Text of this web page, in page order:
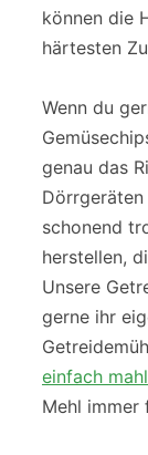
können die
härtesten
Wenn du
genau das
schonend
herstellen,
Unsere
gerne ihr
einfach
Mehl